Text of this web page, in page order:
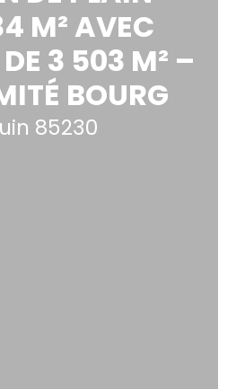
M² AVEC
3 503 M² –
BOURG
85230